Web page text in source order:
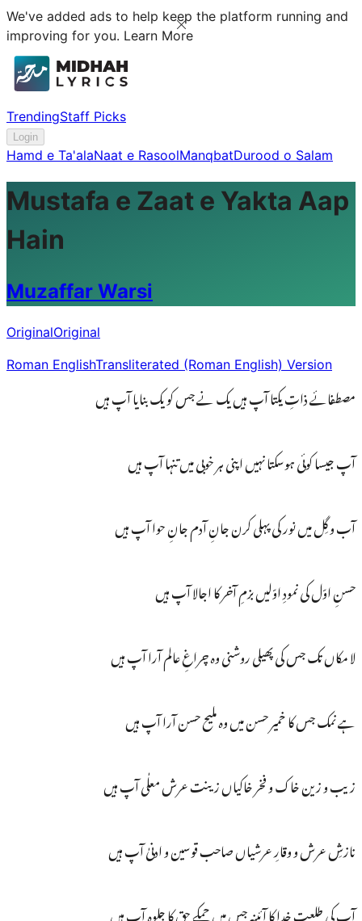
We've added ads to help keep the platform running and
improving for you. Learn More
TrendingStaff Picks
Login
Hamd e Ta'alaNaat e RasoolManqbatDurood o Salam
Mustafa e Zaat e Yakta Aap
Hain
Muzaffar Warsi
OriginalOriginal
Roman EnglishTransliterated (Roman English) Version
مصطفائے ذاتِ یکتا آپ ہیں یک نے جس کو یک بنایا آپ ہیں
آپ جیسا کوئی ہوسکتا نہیں اپنی ہر خوبی میں تنہا آپ ہیں
آب و گِل میں نور کی پہلی کرن جانِ آدم جانِ حوا آپ ہیں
حسنِ اوّل کی نمودِ اوّلیں بزمِ آخر کا اجالا آپ ہیں
لا مکاں تک جس کی پھیلی روشنی وہ چراغِ عالم آرا آپ ہیں
ہے نمک جس کا خمیر حسن میں وہ ملیح حسن آرا آپ ہیں
زیب و زین خاک و فخر خاکیاں زینت عرش معلٰی آپ ہیں
نازشِ عرش و وقارِ عرشیاں صاحب قوسین و ادنیٰ آپ ہیں
آپ کی طلعت خدا کا آئینہ جس میں چمکے حق کا جلوہ آپ ہیں